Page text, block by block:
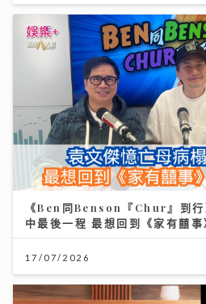
《Ben同Benson『Chur』到行
中最後一程 最想回到《家有囍
17/07/2026